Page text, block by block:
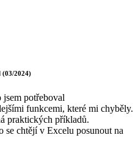
(03/2024)
potřeboval
funkcemi, které mi chyběly.
praktických příkladů.
se chtějí v Excelu posunout na